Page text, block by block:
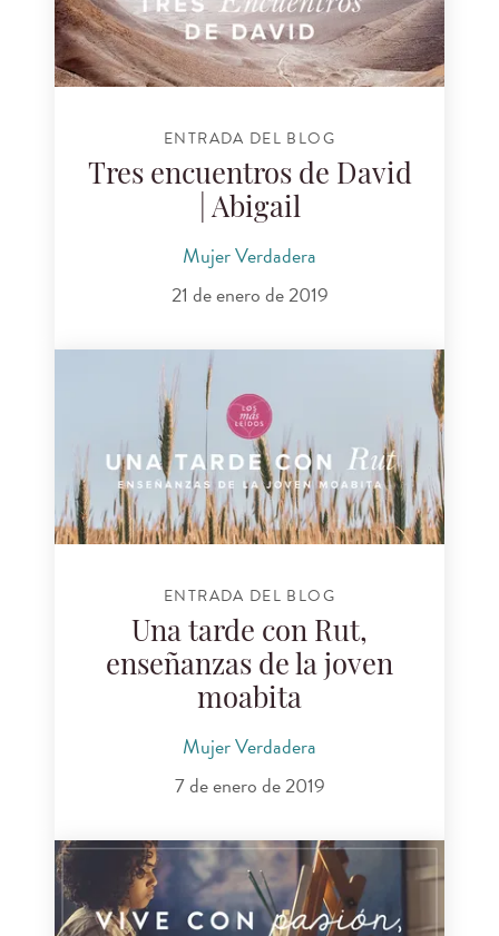
ENTRADA DEL BLOG
Tres encuentros de David
| Abigail
Mujer Verdadera
21 de enero de 2019
ENTRADA DEL BLOG
Una tarde con Rut,
enseñanzas de la joven
moabita
Mujer Verdadera
7 de enero de 2019